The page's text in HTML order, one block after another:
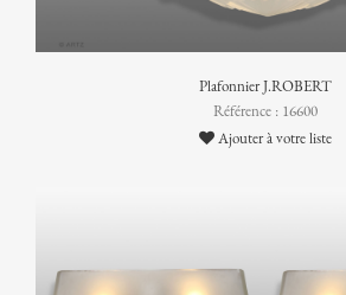
Plafonnier J.ROBERT
Référence : 16600
Ajouter à votre liste